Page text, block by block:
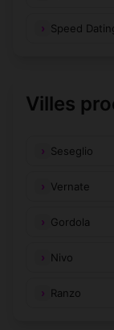
Speed
Villes
Seseglio
Vernate
Gordola
Nivo
Ranzo